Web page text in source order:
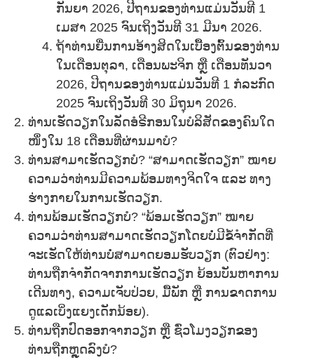
ກັນຍາ 2026, ປີຖານຂອງທ່ານແມ່ນວັນທີ 1
ເມສາ 2025 ຈົນເຖິງວັນທີ 31 ມີນາ 2026.
ຖ້າທ່ານຍື່ນການອ້າງສິດໃນເບື້ອງຕົ້ນຂອງທ່ານ
ໃນເດືອນຕຸລາ, ເດືອນພະຈິກ ຫຼື ເດືອນທັນວາ
2026, ປີຖານຂອງທ່ານແມ່ນວັນທີ 1 ກໍລະກົດ
2025 ຈົນເຖິງວັນທີ 30 ມິຖຸນາ 2026.
ທ່ານເຮັດວຽກໃນລັດອໍຣີກອນໃນບໍລິສັດຂອງຄົນໃດ
ໜຶ່ງໃນ 18 ເດືອນທີ່ຜ່ານມາບໍ?
ທ່ານສາມາເຮັດວຽກບໍ? “ສາມາດເຮັດວຽກ” ໝາຍ
ຄວາມວ່າທ່ານມີຄວາມພ້ອມທາງຈິດໃຈ ແລະ ທາງ
ຮ່າງກາຍໃນການເຮັດວຽກ.
ທ່ານພ້ອມເຮັດວຽກບໍ? “ພ້ອມເຮັດວຽກ” ໝາຍ
ຄວາມວ່າທ່ານສາມາດເຮັດວຽກໂດຍບໍ່ມີຂໍ້ຈຳກັດທີ່
ຈະເຮັດໃຫ້ທ່ານບໍ່ສາມາດຍອມຮັບວຽກ (ຕົວຢ່າງ:
ທ່ານຖືກຈຳກັດຈາກການເຮັດວຽກ ຍ້ອນບັນຫາການ
ເດີນທາງ, ຄວາມເຈັບປ່ວຍ, ມື້ພັກ ຫຼື ການຂາດການ
ດູແລເບິ່ງແຍງເດັກນ້ອຍ).
ທ່ານຖືກປົດອອກຈາກວຽກ ຫຼື ຊົ່ວໂມງວຽກຂອງ
ທ່ານຖືກຫຼຸດລົງບໍ?